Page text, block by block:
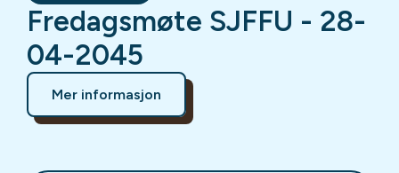
Fredagsmøte SJFFU - 28-
04-2045
Mer informasjon